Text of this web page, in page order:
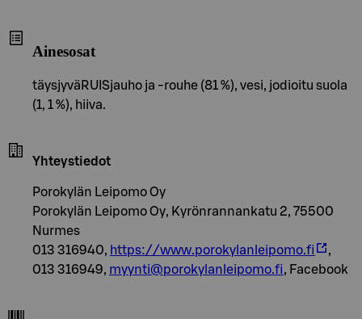
Ainesosat
täysjyväRUISjauho ja -rouhe (81 %), vesi, jodioitu suola
(1, 1 %), hiiva.
Yhteystiedot
Porokylän Leipomo Oy
Porokylän Leipomo Oy, Kyrönrannankatu 2, 75500
Nurmes
013 316940, https://www.porokylanleipomo.fi
,
013 316949, myynti@porokylanleipomo.fi, Facebook